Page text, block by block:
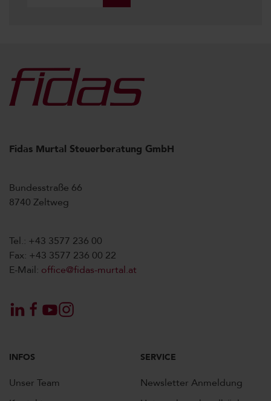
Fidas Murtal Steuerberatung GmbH
Bundesstraße 66
8740 Zeltweg
Tel.: +43 3577 236 00
Fax: +43 3577 236 00 22
E-Mail: office@fidas-murtal.at
INFOS
Unser Team
SERVICE
Newsletter Anmeldung